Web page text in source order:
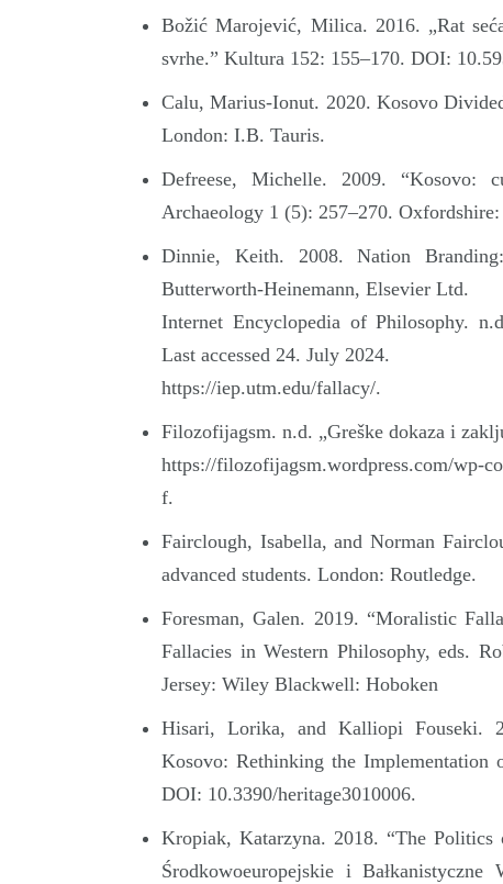
Božić Marojević, Milica. 2016. „Rat
svrhe.” Kultura 152: 155–170. DOI:
Calu, Marius-Ionut. 2020. Kosovo
London: I.B. Tauris.
Defreese, Michelle. 2009.
Archaeology 1 (5): 257–270.
Dinnie, Keith. 2008. Nation
Butterworth-Heinemann, Elsevier Ltd.
Internet Encyclopedia of Philosophy.
Last accessed 24. July 2024.
https://iep.utm.edu/fallacy/.
Filozofijagsm. n.d. „Greške dokaza i
https://filozofijagsm.wordpress.com/wp-
f.
Fairclough, Isabella, and Norman
advanced students. London: Routledge.
Foresman, Galen. 2019. “Moralistic
Fallacies in Western Philosophy, eds.
Jersey: Wiley Blackwell: Hoboken
Hisari, Lorika, and Kalliopi Fouseki.
Kosovo: Rethinking the
DOI: 10.3390/heritage3010006.
Kropiak, Katarzyna. 2018. “The
Środkowoeuropejskie i